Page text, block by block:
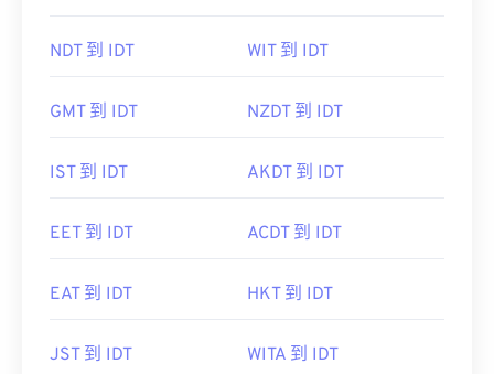
NDT 到 IDT WIT 到 IDT
GMT 到 IDT NZDT 到 IDT
IST 到 IDT AKDT 到 IDT
EET 到 IDT ACDT 到 IDT
EAT 到 IDT HKT 到 IDT
JST 到 IDT WITA 到 IDT